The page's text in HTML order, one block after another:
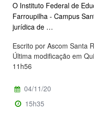
O Instituto Federal de
Farroupilha - Campus
jurídica de …
Escrito por Ascom Santa
Última modificação em
11h56
04/11/20
15h35